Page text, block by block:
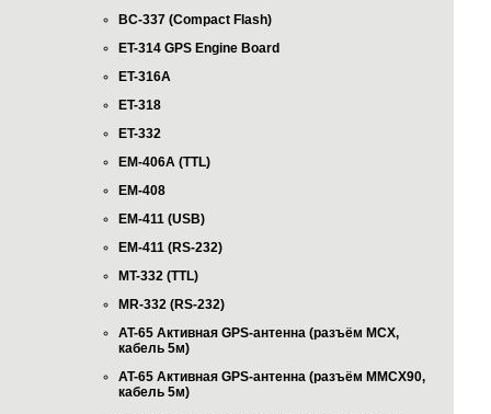
BC-337 (Compact Flash)
ET-314 GPS Engine Board
ET-316A
ET-318
ET-332
EM-406A (TTL)
EM-408
EM-411 (USB)
EM-411 (RS-232)
MT-332 (TTL)
MR-332 (RS-232)
AT-65 Активная GPS-антенна (разъём MCX,
кабель 5м)
AT-65 Активная GPS-антенна (разъём MMCX90,
кабель 5м)